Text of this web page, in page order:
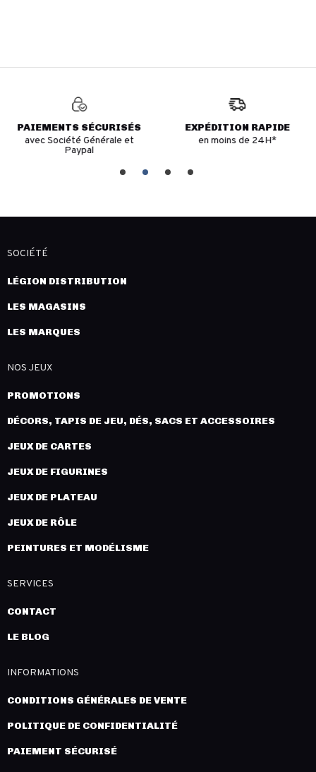
PAIEMENTS SÉCURISÉS
avec Société Générale et
Paypal
EXPÉDITION RAPIDE
en moins de 24H*
SOCIÉTÉ
LÉGION DISTRIBUTION
LES MAGASINS
LES MARQUES
NOS JEUX
PROMOTIONS
DÉCORS, TAPIS DE JEU, DÉS, SACS ET ACCESSOIRES
JEUX DE CARTES
JEUX DE FIGURINES
JEUX DE PLATEAU
JEUX DE RÔLE
PEINTURES ET MODÉLISME
SERVICES
CONTACT
LE BLOG
INFORMATIONS
CONDITIONS GÉNÉRALES DE VENTE
POLITIQUE DE CONFIDENTIALITÉ
PAIEMENT SÉCURISÉ